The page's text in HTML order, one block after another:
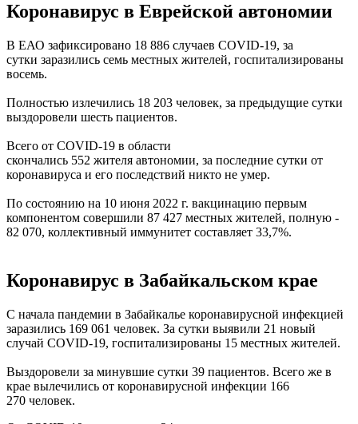
Коронавирус в Еврейской автономии
В ЕАО зафиксировано 18 886 случаев COVID-19, за
сутки заразились семь местных жителей, госпитализированы
восемь.
Полностью излечились 18 203 человек, за предыдущие сутки
выздоровели шесть пациентов.
Всего от COVID-19 в области
скончались 552 жителя автономии, за последние сутки от
коронавируса и его последствий никто не умер.
По состоянию на 10 июня 2022 г. вакцинацию первым
компонентом совершили 87 427 местных жителей, полную -
82 070, коллективный иммунитет составляет 33,7%.
Коронавирус в Забайкальском крае
C начала пандемии в Забайкалье коронавирусной инфекцией
заразились 169 061 человек. За сутки выявили 21 новый
случай COVID-19, госпитализированы 15 местных жителей.
Выздоровели за минувшие сутки 39 пациентов. Всего же в
крае вылечились от коронавирусной инфекции 166
270 человек.